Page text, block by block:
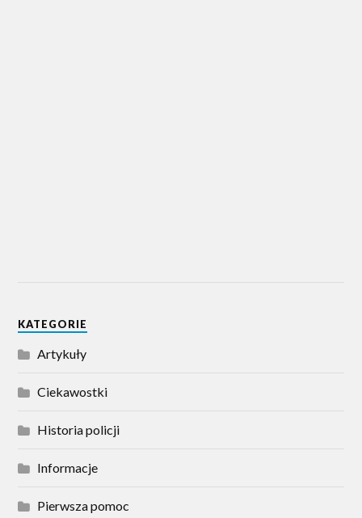
KATEGORIE
Artykuły
Ciekawostki
Historia policji
Informacje
Pierwsza pomoc